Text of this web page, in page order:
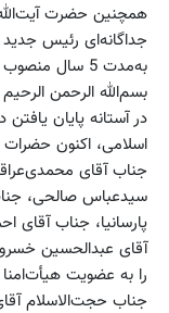
همچنین حضرت
جداگانه‌ای رئیس جدید
به‌مدت 5 سال منصوب کردند. متن حکم به این شرح است:
بسم‌الله الرحمن الرحیم
در آستانه پایان
اسلامی، اکنون
جناب آقای
سیدعباس صالحی،
پارسانیا، جناب آقای
آقای عبدالحسین
را به عضویت هیأت‌امنا